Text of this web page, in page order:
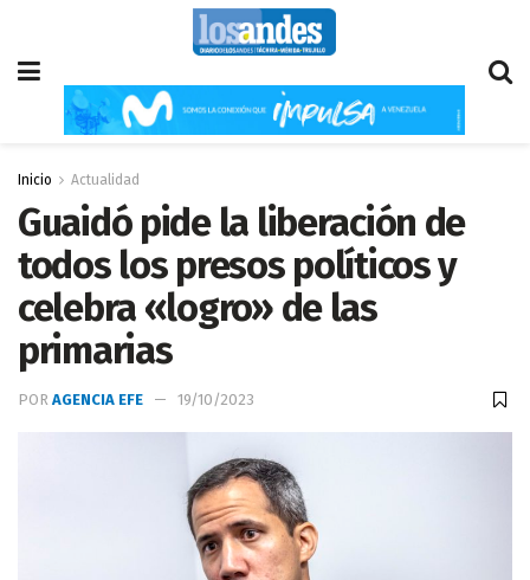
Inicio Actualidad
Guaidó pide la liberación de
todos los presos políticos y
celebra «logro» de las
primarias
POR AGENCIA EFE 19/10/2023